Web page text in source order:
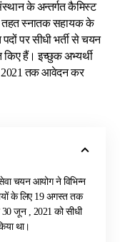
के अन्तर्गत कैमिस्ट
तहत स्नातक सहायक के
पर सीधी भर्ती से चयन
हैं। इच्छुक अभ्यर्थी
2021 तक आवेदन कर
चयन आयोग ने विभिन्न
के लिए 19 अगस्त तक
जून , 2021 को सीधी
था।